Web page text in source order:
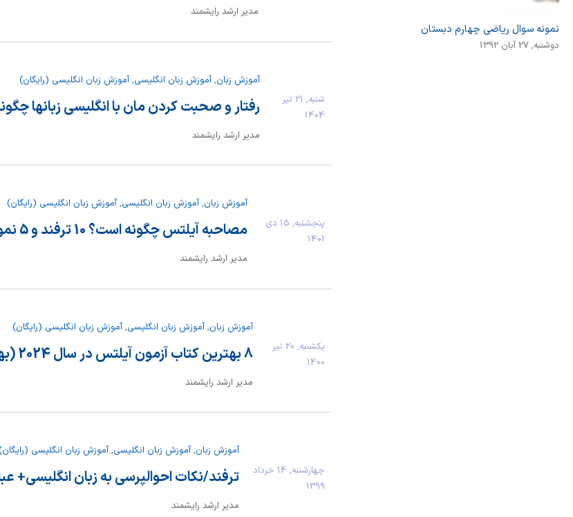
نمونه سوال ریاضی چهارم دبستان
دوشنبه, 27 آبان 1392
مدیر ارشد رایشمند
شنبه, 21 تیر
1404
آموزش زبان, آموزش زبان انگلیسی, آموزش زبان انگلیسی (رایگان)
رفتار و صحبت کردن مان با انگلیسی زبانها
مدیر ارشد رایشمند
پنجشنبه, 15 دی
1401
آموزش زبان, آموزش زبان انگلیسی, آموزش زبان انگلیسی (رایگان)
مصاحبه آیلتس چگونه است؟ 10 ترفند و 5 نمونه ویدیوی مصاحبه آیلتس
مدیر ارشد رایشمند
يكشنبه, 20 تیر
1400
آموزش زبان, آموزش زبان انگلیسی, آموزش زبان انگلیسی (رایگان)
8 بهترین کتاب آزمون آیلتس در سال 2024 (بهترین منابع آیلتس)
مدیر ارشد رایشمند
چهارشنبه, 14 خرداد
1399
آموزش زبان, آموزش زبان انگلیسی, آموزش زبان انگلیسی
ترفند/نکات احوالپرسی به زبان انگلیسی+
مدیر ارشد رایشمند